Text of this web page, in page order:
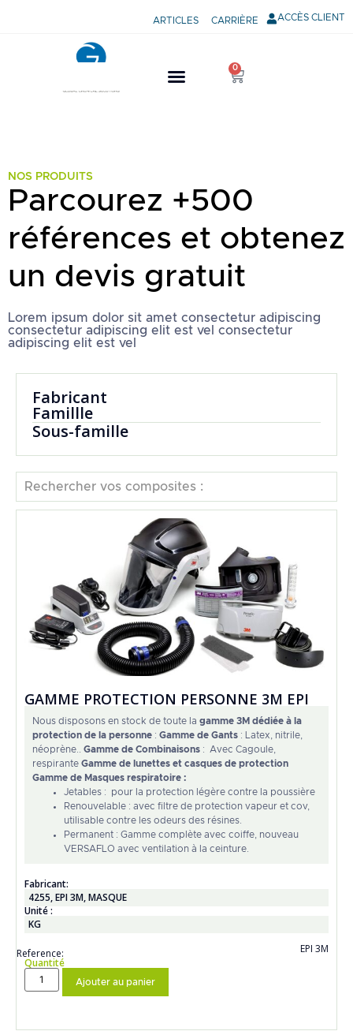
ACCÈS CLIENT
CARRIÈRE
ARTICLES
0
NOS PRODUITS
Parcourez +500
références et obtenez
un devis gratuit
Lorem ipsum dolor sit amet consectetur adipiscing
consectetur adipiscing elit est vel consectetur
adipiscing elit est vel
Fabricant
Famillle
Sous-famille
Rechercher vos composites :
GAMME PROTECTION PERSONNE 3M EPI
Nous disposons en stock de toute la gamme 3M dédiée à la
protection de la personne : Gamme de Gants : Latex, nitrile,
néoprène.. Gamme de Combinaisons : Avec Cagoule,
respirante Gamme de lunettes et casques de protection
Gamme de Masques respiratoire :
Jetables : pour la protection légère contre la poussière
Renouvelable : avec filtre de protection vapeur et cov,
utilisable contre les odeurs des résines.
Permanent : Gamme complète avec coiffe, nouveau
VERSAFLO avec ventilation à la ceinture.
Fabricant:
4255,EPI 3M,MASQUE
Unité :
KG
Reference:
EPI 3M
Quantité
Ajouter au panier